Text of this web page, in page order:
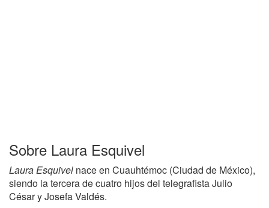
Sobre Laura Esquivel
Laura Esquivel nace en Cuauhtémoc (Ciudad de México),
siendo la tercera de cuatro hijos del telegrafista Julio
César y Josefa Valdés.